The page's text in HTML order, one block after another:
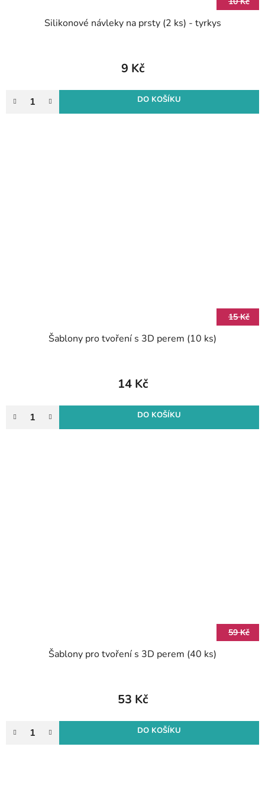
Silikonové návleky na prsty (2 ks) - tyrkys
9 Kč
DO KOŠÍKU
15 Kč
Šablony pro tvoření s 3D perem (10 ks)
14 Kč
DO KOŠÍKU
59 Kč
Šablony pro tvoření s 3D perem (40 ks)
53 Kč
DO KOŠÍKU